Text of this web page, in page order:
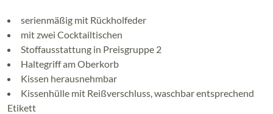
serienmäßig mit Rückholfeder
mit zwei Cocktailtischen
Stoffausstattung in Preisgruppe 2
Haltegriff am Oberkorb
Kissen herausnehmbar
Kissenhülle mit Reißverschluss, waschbar entsprechend
Etikett